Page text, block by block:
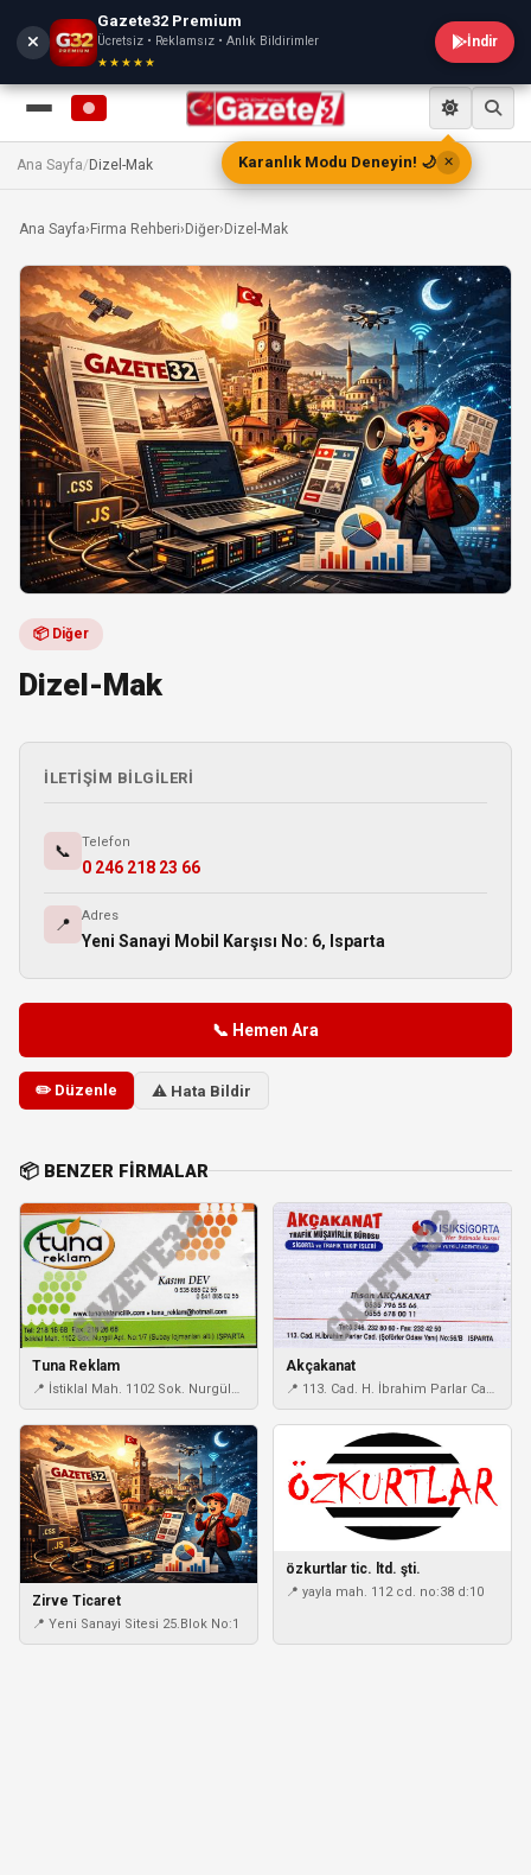
Gazete32 Premium
Ücretsiz • Reklamsız • Anlık Bildirimler
★★★★★
İndir
Ana Sayfa/Dizel-Mak
Ana Sayfa› Firma Rehberi› Diğer› Dizel-Mak
📦 Diğer
Dizel-Mak
İLETIŞIM BILGILERI
📞 Telefon
0 246 218 23 66
📍 Adres
Yeni Sanayi Mobil Karşısı No: 6, Isparta
📞 Hemen Ara
✏️ Düzenle ⚠️ Hata Bildir
📦 BENZER FIRMALAR
Tuna Reklam
📍 İstiklal Mah. 1102 Sok. Nurgül
Apt. No: 1/7 ( Subay lojmanları
altı)
Akçakanat
📍 113. Cad. H. İbrahim Parlar Cad.
(Şöförler Odası Yanı) No:56/B
Zirve Ticaret
📍 Yeni Sanayi Sitesi 25.Blok No:1
özkurtlar tic. ltd. şti.
📍 yayla mah. 112 cd. no:38 d:10
Karanlık Modu Deneyin! 🌙 ✕